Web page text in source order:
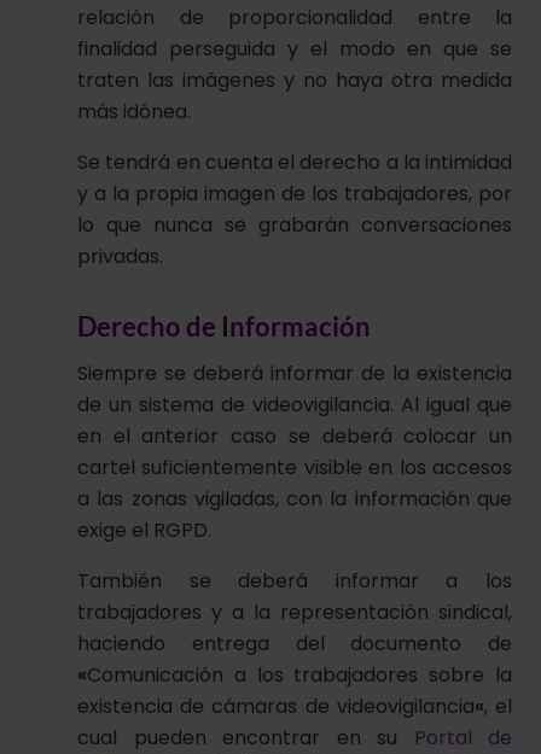
relación de proporcionalidad entre la
finalidad perseguida y el modo en que se
traten las imágenes y no haya otra medida
más idónea.
Se tendrá en cuenta el derecho a la intimidad
y a la propia imagen de los trabajadores, por
lo que nunca se grabarán conversaciones
privadas.
Derecho de Información
Siempre se deberá informar de la existencia
de un sistema de videovigilancia. Al igual que
en el anterior caso se deberá colocar un
cartel suficientemente visible en los accesos
a las zonas vigiladas, con la información que
exige el RGPD.
También se deberá informar a los
trabajadores y a la representación sindical,
haciendo entrega del documento de
«Comunicación a los trabajadores sobre la
existencia de cámaras de videovigilancia«, el
cual pueden encontrar en su
Portal de